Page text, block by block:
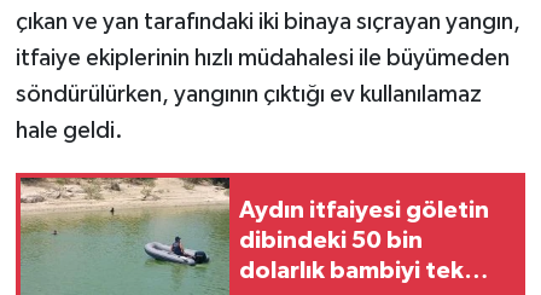
çıkan ve yan tarafındaki iki binaya sıçrayan yangın,
itfaiye ekiplerinin hızlı müdahalesi ile büyümeden
söndürülürken, yangının çıktığı ev kullanılamaz
hale geldi.
Aydın itfaiyesi göletin
dibindeki 50 bin
dolarlık bambiyi tek